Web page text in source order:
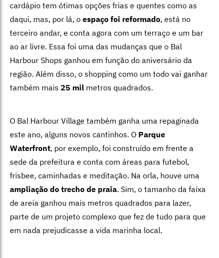
cardápio tem ótimas opções frias e quentes como as
daqui, mas, por lá, o espaço foi reformado, está no
terceiro andar, e conta agora com um terraço e um bar
ao ar livre. Essa foi uma das mudanças que o Bal
Harbour Shops ganhou em função do aniversário da
região. Além disso, o shopping como um todo vai ganhar
também mais 25 mil metros quadrados.
O Bal Harbour Village também ganha uma repaginada
este ano, alguns novos cantinhos. O Parque
Waterfront, por exemplo, foi construído em frente a
sede da prefeitura e conta com áreas para futebol,
frisbee, caminhadas e meditação. Na orla, houve uma
ampliação do trecho de praia. Sim, o tamanho da faixa
de areia ganhou mais metros quadrados para lazer,
parte de um projeto complexo que fez de tudo para que
em nada prejudicasse a vida marinha local.